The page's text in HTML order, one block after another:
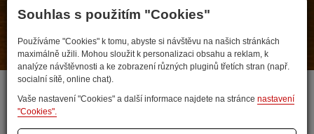
Souhlas s použitím "Cookies"
Používáme "Cookies" k tomu, abyste si návštěvu na našich stránkách
maximálně užili. Mohou sloužit k personalizaci obsahu a reklam, k
analýze návštěvnosti a ke zobrazení různých pluginů třetích stran (např.
socialní sítě, online chat).
Vaše nastavení "Cookies" a další informace najdete na stránce nastavení
"Cookies".
Developed by